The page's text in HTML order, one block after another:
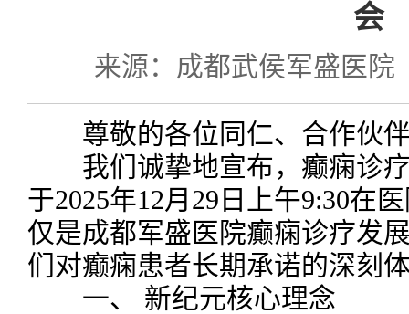
会
来源：成都武侯军盛医
尊敬的各位同仁、合作伙伴
我们诚挚地宣布，癫痫诊疗
于2025年12月29日上午9:30在
仅是成都军盛医院癫痫诊疗发
们对癫痫患者长期承诺的深刻
一、 新纪元核心理念